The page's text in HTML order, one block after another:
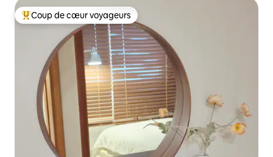
Coups de cœur voyageurs les plus appréciés
Coup de cœur voyageurs